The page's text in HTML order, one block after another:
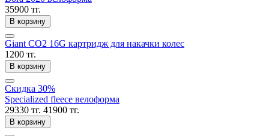
35900 тг.
В корзину
Giant CO2 16G картридж для накачки колес
1200 тг.
В корзину
Скидка 30%
Specialized fleece велоформа
29330 тг. 41900 тг.
В корзину